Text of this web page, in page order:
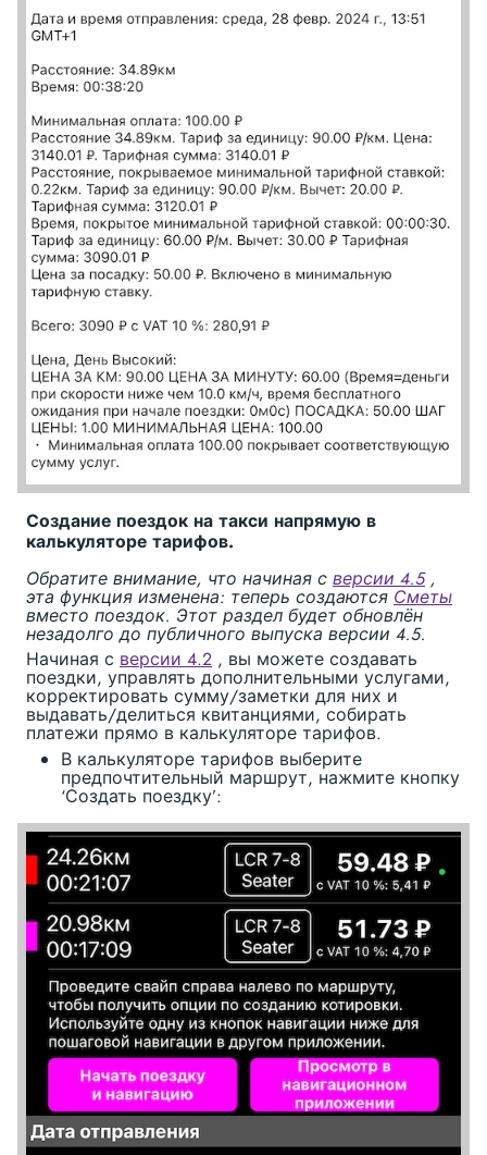
Создание поездок на такси напрямую в
калькуляторе тарифов.
Обратите внимание, что начиная с версии 4.5,
эта функция изменена: теперь создаются Сметы
вместо поездок. Этот раздел будет обновлён
незадолго до публичного выпуска версии 4.5.
Начиная с версии 4.2 , вы можете создавать
поездки, управлять дополнительными услугами,
корректировать сумму/заметки для них и
выдавать/делиться квитанциями, собирать
платежи прямо в калькуляторе тарифов.
В калькуляторе тарифов выберите
предпочтительный маршрут, нажмите кнопку
‘Создать поездку’: